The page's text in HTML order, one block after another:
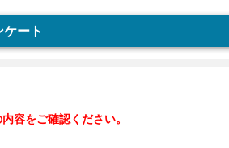
ート
内容をご確認ください。